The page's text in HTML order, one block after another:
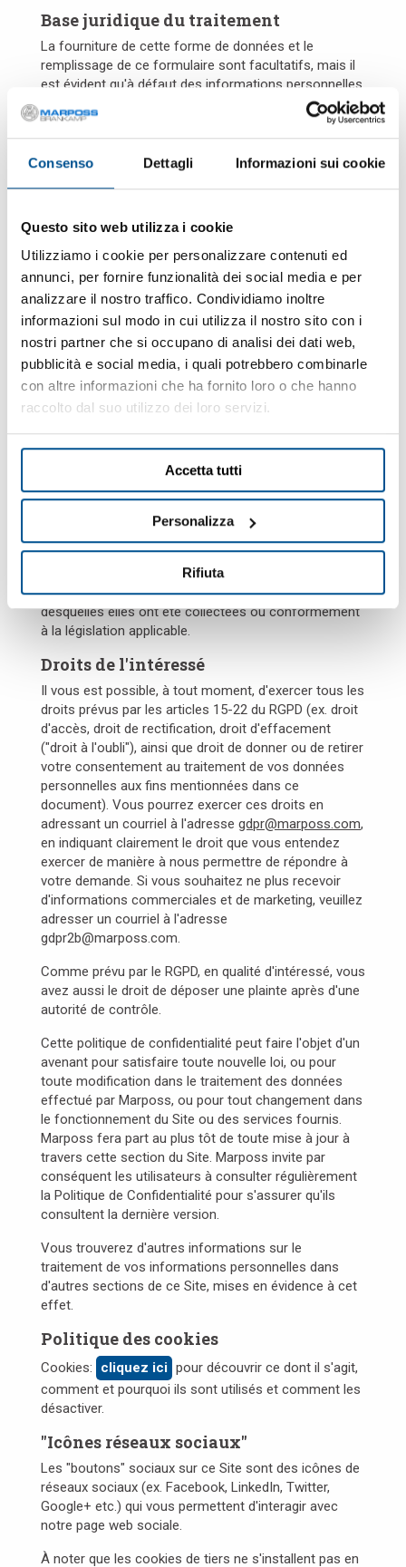
Consenso Dettagli Informazioni sui cookie
Questo sito web utilizza i cookie
Utilizziamo i cookie per personalizzare contenuti ed
annunci, per fornire funzionalità dei social media e per
analizzare il nostro traffico. Condividiamo inoltre
informazioni sul modo in cui utilizza il nostro sito con i
nostri partner che si occupano di analisi dei dati web,
pubblicità e social media, i quali potrebbero combinarle
con altre informazioni che ha fornito loro o che hanno
raccolto dal suo utilizzo dei loro servizi.
Accetta tutti
Personalizza
Rifiuta
Base juridique du traitement
La fourniture de cette forme de données et le
remplissage de ce formulaire sont facultatifs, mais il
est évident qu'à défaut des informations personnelles
nécessaires pour vous répondre, nous serons dans
l'impossibilité de satisfaire vos demandes.
Communication et transfert des
données personnelles
seront communiquées à :
des organismes publics pour satisfaire les
dispositions légales ;
des fournisseurs de services pour le stockage,
l'enregistrement, le traitement de données sur
informatique, désignés dans ce cas comme chargés
du traitement des données.
Toujours aux fins spécifiques, vos données
personnelles pourront être transférées à d'autres
sociétés du Groupe Marposs (*) basées dans d'autres
conformément au dispositions des articles 44-47 du
Vos données personnelles ne seront pas diffusées.
Période de stockage
Nous conservons vos données personnelles pendant
la période nécessaire pour les opérations aux fins
desquelles elles ont été collectées ou conformément
à la législation applicable.
Droits de l'intéressé
Il vous est possible, à tout moment, d'exercer tous les
droits prévus par les articles 15-22 du RGPD (ex. droit
d'accès, droit de rectification, droit d'effacement
("droit à l'oubli"), ainsi que droit de donner ou de retirer
votre consentement au traitement de vos données
personnelles aux fins mentionnées dans ce
document). Vous pourrez exercer ces droits en
adressant un courriel à l'adresse gdpr@marposs.com,
en indiquant clairement le droit que vous entendez
exercer de manière à nous permettre de répondre à
votre demande. Si vous souhaitez ne plus recevoir
d'informations commerciales et de marketing, veuillez
adresser un courriel à l'adresse
gdpr2b@marposs.com.
Comme prévu par le RGPD, en qualité d'intéressé, vous
avez aussi le droit de déposer une plainte après d'une
autorité de contrôle.
Cette politique de confidentialité peut faire l'objet d'un
avenant pour satisfaire toute nouvelle loi, ou pour
toute modification dans le traitement des données
effectué par Marposs, ou pour tout changement dans
le fonctionnement du Site ou des services fournis.
Marposs fera part au plus tôt de toute mise à jour à
travers cette section du Site. Marposs invite par
conséquent les utilisateurs à consulter régulièrement
la Politique de Confidentialité pour s'assurer qu'ils
consultent la dernière version.
Vous trouverez d'autres informations sur le
traitement de vos informations personnelles dans
d'autres sections de ce Site, mises en évidence à cet
effet.
Politique des cookies
Cookies: cliquez ici pour découvrir ce dont il s'agit,
comment et pourquoi ils sont utilisés et comment les
désactiver.
"Icônes réseaux sociaux"
Les "boutons" sociaux sur ce Site sont des icônes de
réseaux sociaux (ex. Facebook, LinkedIn, Twitter,
Google+ etc.) qui vous permettent d'interagir avec
notre page web sociale.
À noter que les cookies de tiers ne s'installent pas en